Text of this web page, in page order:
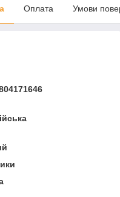
Оплата Умови